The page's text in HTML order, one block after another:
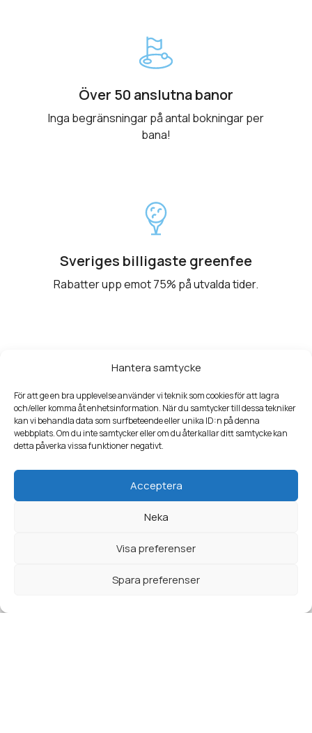
Hantera samtycke
För att ge en bra upplevelse använder vi teknik som cookies för att lagra
och/eller komma åt enhetsinformation. När du samtycker till dessa tekniker
kan vi behandla data som surfbeteende eller unika ID:n på denna
webbplats. Om du inte samtycker eller om du återkallar ditt samtycke kan
detta påverka vissa funktioner negativt.
Acceptera
Neka
Visa preferenser
Spara preferenser
Över 50 anslutna banor
Inga begränsningar på antal bokningar per
bana!
Sveriges billigaste greenfee
Rabatter upp emot 75% på utvalda tider.
Smidig bokning och betalning
Vårt motto – Boka. Spara. Spela.